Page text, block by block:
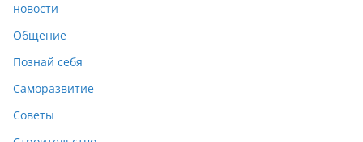
новости
Общение
Познай себя
Саморазвитие
Советы